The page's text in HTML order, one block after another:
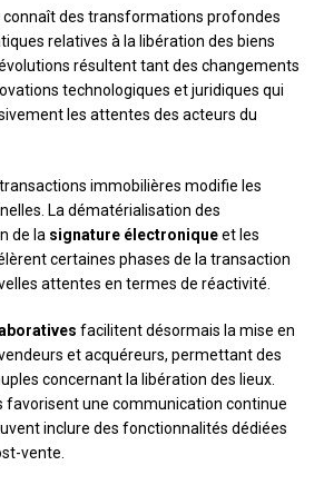
connaît des transformations profondes
relatives à la libération des biens
résultent tant des changements
technologiques et juridiques qui
les attentes des acteurs du
immobilières modifie les
La dématérialisation des
de la signature électroniqueet les
certaines phases de la transaction
attentes en termes de réactivité.
facilitent désormais la mise en
et acquéreurs, permettant des
concernant la libération des lieux.
favorisent une communication continue
inclure des fonctionnalités dédiées
vente.